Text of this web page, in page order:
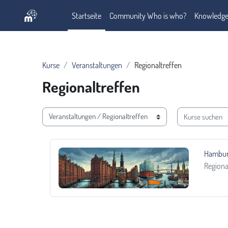
Startseite
Community Who is who?
Kurse Veranstaltungen Regionaltreffen
Regionaltreffen
Kursbereiche
Kurse suchen
Hamburger Regionalgruppe